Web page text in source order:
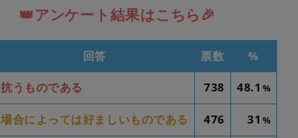
👑アンケート結果はこちら🎉
回答 票数 %
抗うものである 738 48.1 %
場合によっては好ましいものである 476 31 %